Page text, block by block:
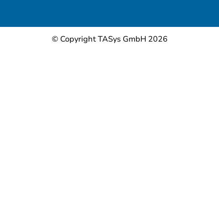
© Copyright TASys GmbH 2026